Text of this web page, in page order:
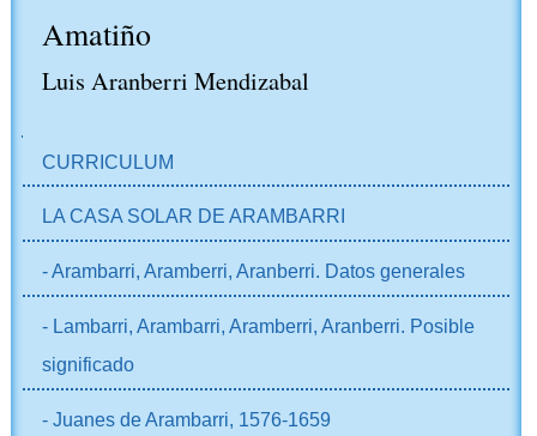
Amatiño
Luis Aranberri Mendizabal
CURRICULUM
LA CASA SOLAR DE ARAMBARRI
- Arambarri, Aramberri, Aranberri. Datos generales
- Lambarri, Arambarri, Aramberri, Aranberri. Posible
significado
- Juanes de Arambarri, 1576-1659